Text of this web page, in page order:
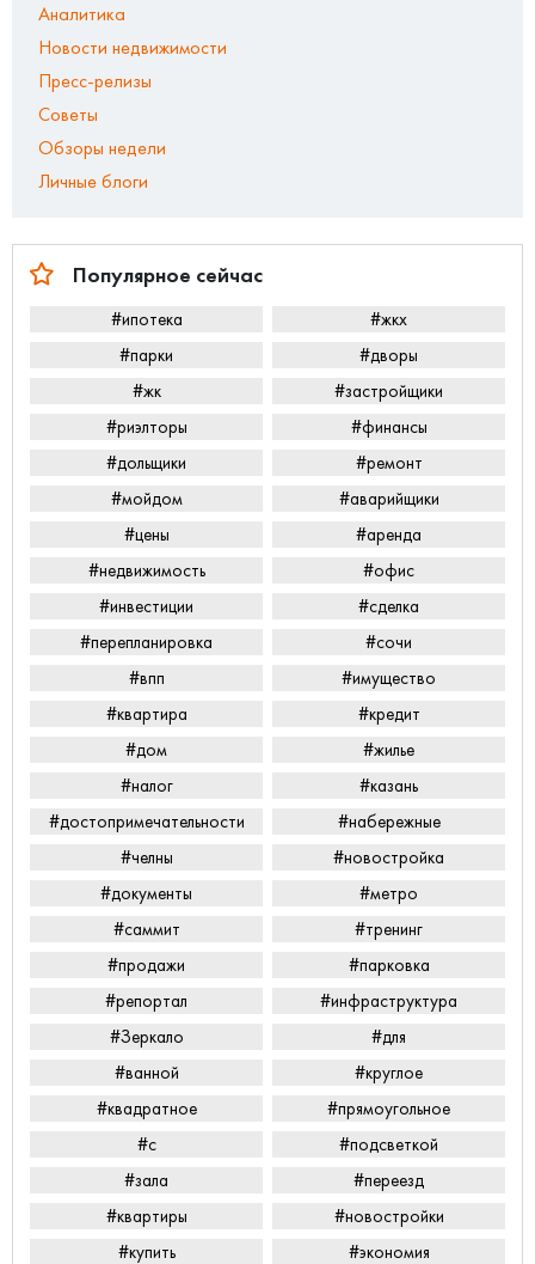
Аналитика
Новости недвижимости
Пресс-релизы
Советы
Обзоры недели
Личные блоги
Популярное сейчас
#ипотека
#жкх
#парки
#дворы
#жк
#застройщики
#риэлторы
#финансы
#дольщики
#ремонт
#мойдом
#аварийщики
#цены
#аренда
#недвижимость
#офис
#инвестиции
#сделка
#перепланировка
#сочи
#впп
#имущество
#квартира
#кредит
#дом
#жилье
#налог
#казань
#достопримечательности
#набережные
#челны
#новостройка
#документы
#метро
#саммит
#тренинг
#продажи
#парковка
#репортал
#инфраструктура
#Зеркало
#для
#ванной
#круглое
#квадратное
#прямоугольное
#с
#подсветкой
#зала
#переезд
#квартиры
#новостройки
#купить
#экономия